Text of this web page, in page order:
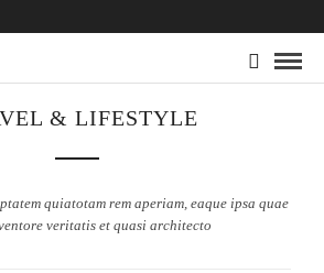
& LIFESTYLE
quiatotam rem aperiam, eaque ipsa quae
veritatis et quasi architecto